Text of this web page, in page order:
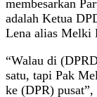
membesarkan
adalah Ketua
Lena alias Melki
“Walau di
satu, tapi Pak
ke (DPR)